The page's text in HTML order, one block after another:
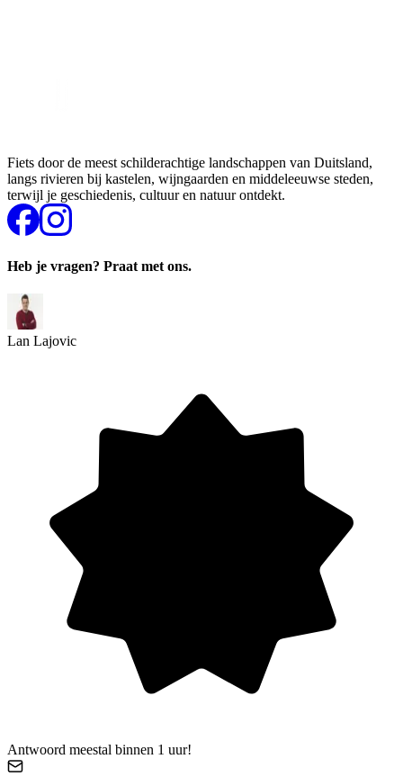
Fiets door de meest schilderachtige landschappen van Duitsland,
langs rivieren bij kastelen, wijngaarden en middeleeuwse steden,
terwijl je geschiedenis, cultuur en natuur ontdekt.
Heb je vragen? Praat met ons.
Lan Lajovic
Antwoord meestal binnen 1 uur!